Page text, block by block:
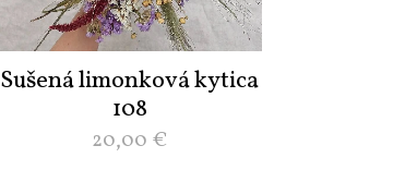
Sušená limonková kytica
108
20,00 €